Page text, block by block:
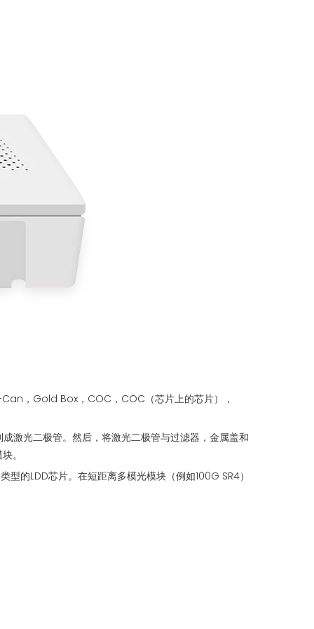
Can，Gold Box，COC，COC（芯片上的芯片），
激光二极管。然后，将激光二极管与过滤器，金属盖和
。
的LDD芯片。在短距离多模光模块（例如100G SR4）